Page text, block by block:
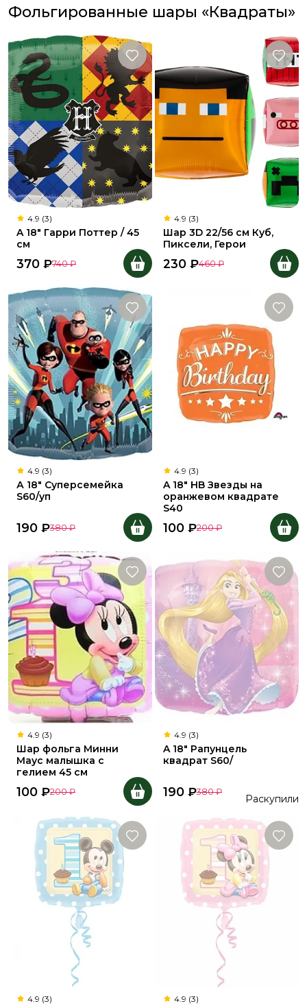
Фольгированные шары «Квадраты»
4.9 (3)
A 18" Гарри Поттер / 45
см
370 ₽740 ₽
4.9 (3)
Шар 3D 22/56 см Куб,
Пиксели, Герои
230 ₽460 ₽
4.9 (3)
А 18" Суперсемейка
S60/уп
190 ₽380 ₽
4.9 (3)
A 18" HB Звезды на
оранжевом квадрате
S40
100 ₽200 ₽
4.9 (3)
Шар фольга Минни
Маус малышка с
гелием 45 см
100 ₽200 ₽
4.9 (3)
A 18" Рапунцель
квадрат S60/
190 ₽380 ₽
Раскупили
4.9 (3) 4.9 (3)